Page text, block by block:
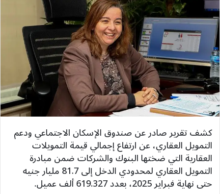
كشف تقرير صادر عن صندوق الإسكان الاجتماعي ودعم
التمويل العقاري، عن ارتفاع إجمالي قيمة التمويلات
العقارية التي ضختها البنوك والشركات ضمن مبادرة
التمويل العقاري لمحدودي الدخل إلى 81.7 مليار جنيه
حتى نهاية فبراير 2025، بعدد 619.327 ألف عميل.